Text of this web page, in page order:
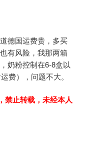
德国运费贵，多买
有风险，我那两箱
奶粉控制在6-8盒以
费），问题不大。
，禁止转载，未经本人